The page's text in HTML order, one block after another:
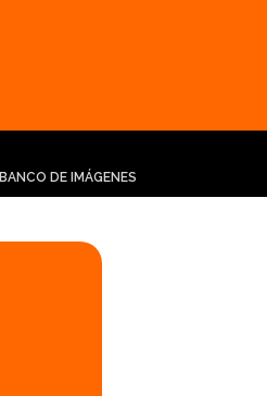
BANCO DE IMÁGENES